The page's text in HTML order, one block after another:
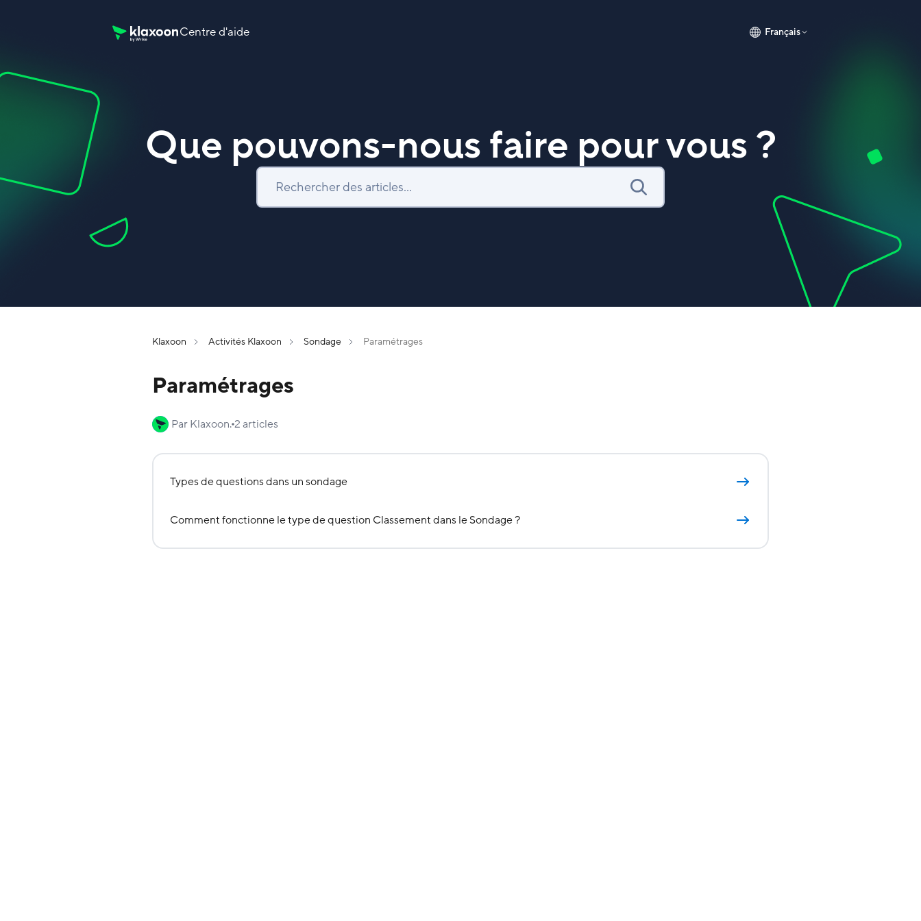
Centre d'aide Français
Que pouvons-nous faire pour vous ?
Klaxoon Activités Klaxoon Sondage Paramétrages
Paramétrages
Par Klaxoon.2 articles
Types de questions dans un sondage
Comment fonctionne le type de question Classement dans le Sondage ?